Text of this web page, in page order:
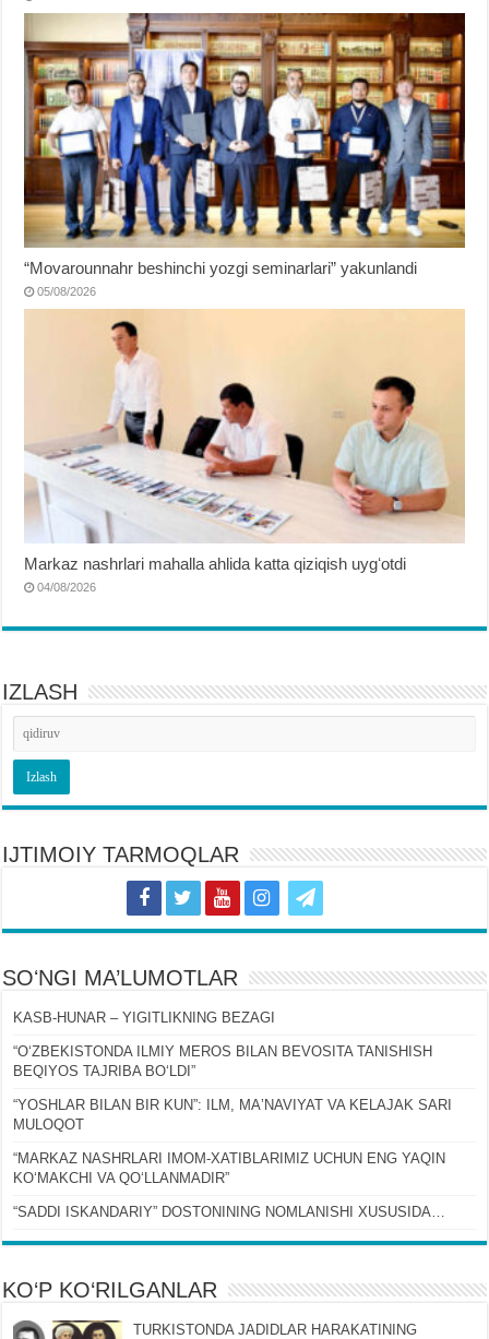
“Movarounnahr beshinchi yozgi seminarlari” yakunlandi
05/08/2026
Markaz nashrlari mahalla ahlida katta qiziqish uygʻotdi
04/08/2026
IZLASH
IJTIMOIY TARMOQLAR
SOʻNGI MA’LUMOTLAR
KASB-HUNAR – YIGITLIKNING BEZAGI
“OʻZBEKISTONDA ILMIY MEROS BILAN BEVOSITA TANISHISH
BEQIYOS TAJRIBA BOʻLDI”
“YOSHLAR BILAN BIR KUN”: ILM, MAʼNAVIYAT VA KELAJAK SARI
MULOQOT
“MARKAZ NASHRLARI IMOM-XATIBLARIMIZ UCHUN ENG YAQIN
KOʻMAKCHI VA QOʻLLANMADIR”
“SADDI ISKANDARIY” DOSTONINING NOMLANISHI XUSUSIDA…
KO‘P KO‘RILGANLAR
TURKISTONDA JADIDLAR HARAKATINING